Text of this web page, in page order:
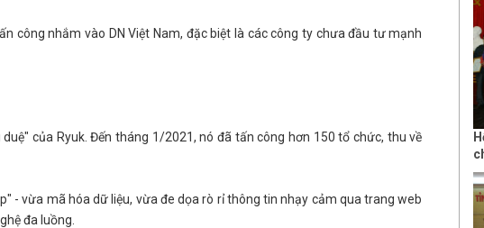
công nhắm vào DN Việt Nam, đặc biệt là các công ty chưa đầu tư mạnh
của Ryuk. Đến tháng 1/2021, nó đã tấn công hơn 150 tổ chức, thu về
- vừa mã hóa dữ liệu, vừa đe dọa rò rỉ thông tin nhạy cảm qua trang web
đa luồng.